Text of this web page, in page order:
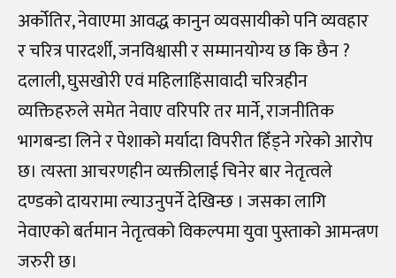
अर्कोतिर, नेवाएमा आवद्ध कानुन व्यवसायीको पनि व्यवहार
र चरित्र पारदर्शी, जनविश्वासी र सम्मानयोग्य छ कि छैन ?
दलाली, घुसखोरी एवं महिलाहिंसावादी चरित्रहीन
व्यक्तिहरुले समेत नेवाए वरिपरि तर मार्ने, राजनीतिक
भागबन्डा लिने र पेशाको मर्यादा विपरीत हिँड्ने गरेको आरोप
छ। त्यस्ता आचरणहीन व्यक्तीलाई चिनेर बार नेतृत्वले
दण्डको दायरामा ल्याउनुपर्ने देखिन्छ । जसका लागि
नेवाएको बर्तमान नेतृत्वको विकल्पमा युवा पुस्ताको आमन्त्रण
जरुरी छ।